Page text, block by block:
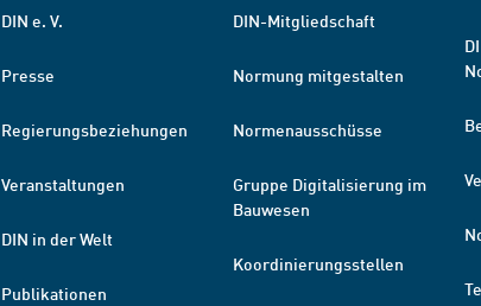
DIN e. V.
Presse
Regierungsbeziehungen
Veranstaltungen
DIN in der Welt
Publikationen
DIN-Mitgliedschaft
Normung mitgestalten
Normenausschüsse
Gruppe Digitalisierung im
Bauwesen
Koordinierungsstellen